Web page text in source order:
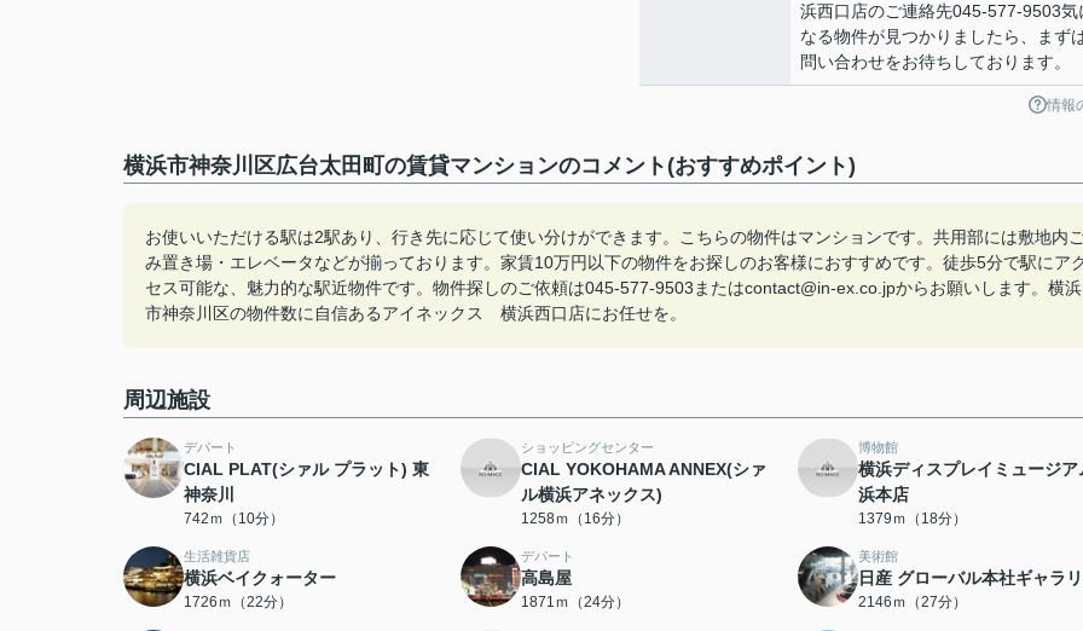
浜西口店のご連絡先045-577-9503気
なる物件が見つかりましたら、まず
問い合わせをお待ちしております。
情報
横浜市神奈川区広台太田町の賃貸マンションのコメント(おすすめポイント)
お使いいただける駅は2駅あり、行き先に応じて使い分けができます。こちらの物件はマンションです。共用部には敷地内
み置き場・エレベータなどが揃っております。家賃10万円以下の物件をお探しのお客様におすすめです。徒歩5分で駅にア
セス可能な、魅力的な駅近物件です。物件探しのご依頼は045-577-9503またはcontact@in-ex.co.jpからお願いします。横浜
市神奈川区の物件数に自信あるアイネックス 横浜西口店にお任せを。
周辺施設
デパート
CIAL PLAT(シァル プラット) 東
神奈川
742ｍ（10分）
ショッピングセンター
CIAL YOKOHAMA ANNEX(シァ
ル横浜アネックス)
1258ｍ（16分）
博物館
横浜ディスプレイミュージア
浜本店
1379ｍ（18分）
生活雑貨店
横浜ベイクォーター
1726ｍ（22分）
デパート
高島屋
1871ｍ（24分）
美術館
日産 グローバル本社ギャラ
2146ｍ（27分）